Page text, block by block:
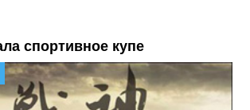
спортивное купе